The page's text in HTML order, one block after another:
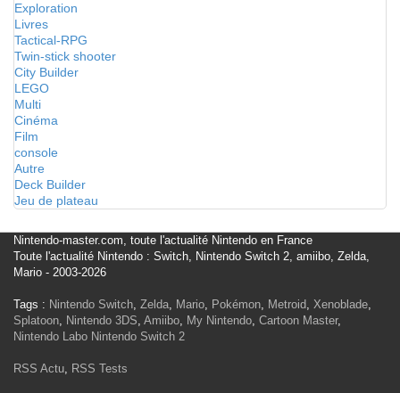
Exploration
Livres
Tactical-RPG
Twin-stick shooter
City Builder
LEGO
Multi
Cinéma
Film
console
Autre
Deck Builder
Jeu de plateau
Nintendo-master.com, toute l'actualité Nintendo en France
Toute l'actualité Nintendo : Switch, Nintendo Switch 2, amiibo, Zelda,
Mario - 2003-2026
Tags : Nintendo Switch, Zelda, Mario, Pokémon, Metroid, Xenoblade,
Splatoon, Nintendo 3DS, Amiibo, My Nintendo, Cartoon Master,
Nintendo Labo Nintendo Switch 2
RSS Actu, RSS Tests